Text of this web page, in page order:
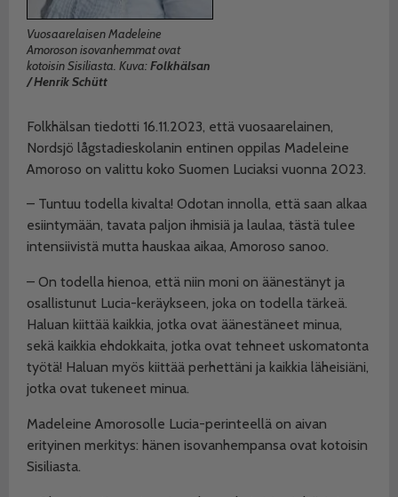
Vuosaarelaisen Madeleine
Amoroson isovanhemmat ovat
kotoisin Sisiliasta. Kuva:Folkhälsan
/ Henrik Schütt
Folkhälsan tiedotti 16.11.2023, että vuosaarelainen,
Nordsjö lågstadieskolanin entinen oppilas Madeleine
Amoroso on valittu koko Suomen Luciaksi vuonna 2023.
– Tuntuu todella kivalta! Odotan innolla, että saan alkaa
esiintymään, tavata paljon ihmisiä ja laulaa, tästä tulee
intensiivistä mutta hauskaa aikaa, Amoroso sanoo.
– On todella hienoa, että niin moni on äänestänyt ja
osallistunut Lucia-keräykseen, joka on todella tärkeä.
Haluan kiittää kaikkia, jotka ovat äänestäneet minua,
sekä kaikkia ehdokkaita, jotka ovat tehneet uskomatonta
työtä! Haluan myös kiittää perhettäni ja kaikkia läheisiäni,
jotka ovat tukeneet minua.
Madeleine Amorosolle Lucia-perinteellä on aivan
erityinen merkitys: hänen isovanhempansa ovat kotoisin
Sisiliasta.